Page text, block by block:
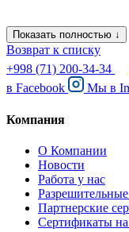
Показать полностью ↓
Возврат к списку
+998 (71) 200-34-34
в Facebook Мы в
Компания
О Компании
Новости
Работа у нас
Партнерские
Сертификаты